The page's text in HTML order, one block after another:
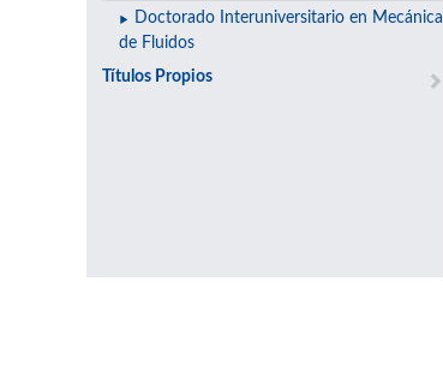
Doctorado Interuniversitario en Mecánica
de Fluidos
Títulos Propios